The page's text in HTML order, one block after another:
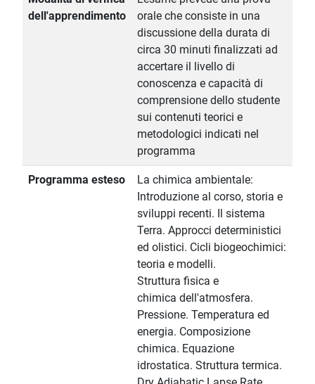
dell'apprendimento
orale che consiste in una
discussione della durata di
circa 30 minuti finalizzati ad
accertare il livello di
conoscenza e capacità di
comprensione dello studente
sui contenuti teorici e
metodologici indicati nel
programma
Programma esteso
La chimica ambientale:
Introduzione al corso, storia e
sviluppi recenti. Il sistema
Terra. Approcci deterministici
ed olistici. Cicli biogeochimici:
teoria e modelli.
Struttura fisica e
chimica dell'atmosfera.
Pressione. Temperatura ed
energia. Composizione
chimica. Equazione
idrostatica. Struttura termica.